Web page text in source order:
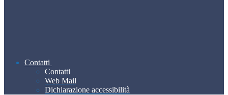
Contatti
Contatti
Web Mail
Dichiarazione accessibilità